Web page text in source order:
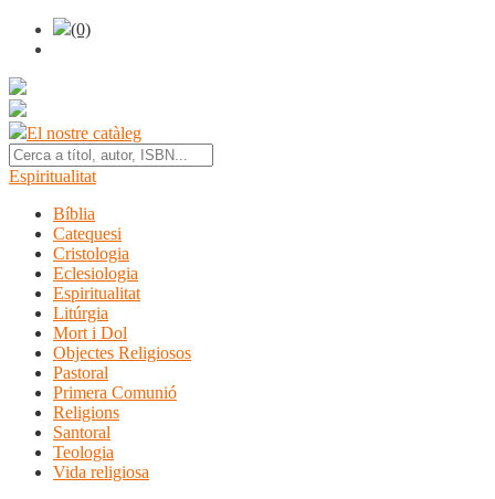
(0)
El nostre catàleg
Espiritualitat
Bíblia
Catequesi
Cristologia
Eclesiologia
Espiritualitat
Litúrgia
Mort i Dol
Objectes Religiosos
Pastoral
Primera Comunió
Religions
Santoral
Teologia
Vida religiosa